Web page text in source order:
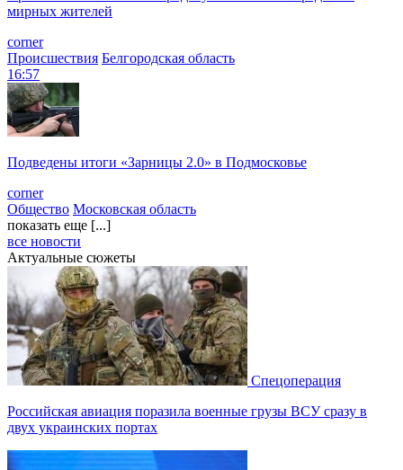
мирных жителей
corner
Происшествия Белгородская область
16:57
Подведены итоги «Зарницы 2.0» в Подмосковье
corner
Общество Московская область
показать еще [...]
все новости
Актуальные сюжеты
Спецоперация
Российская авиация поразила военные грузы ВСУ сразу в
двух украинских портах